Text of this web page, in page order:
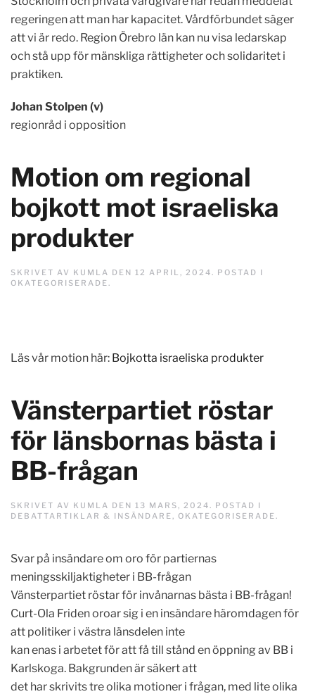
regeringen att man har kapacitet. Vårdförbundet säger
att vi är redo. Region Örebro län kan nu visa ledarskap
och stå upp för mänskliga rättigheter och solidaritet i
praktiken.
Johan Stolpen (v)
regionråd i opposition
Motion om regional
bojkott mot israeliska
produkter
SKRIVET AV KUMLA DEN 12 APRIL, 2024 . POSTAD I
OKATEGORISERADE .
Läs vår motion här: Bojkotta israeliska produkter
Vänsterpartiet röstar
för länsbornas bästa i
BB-frågan
SKRIVET AV KUMLA DEN 13 MARS, 2024 . POSTAD I
DEBATTARTIKLAR & INSÄNDARE , OKATEGORISERADE .
Svar på insändare om oro för partiernas
meningsskiljaktigheter i BB-frågan
Vänsterpartiet röstar för invånarnas bästa i BB-frågan!
Curt-Ola Friden oroar sig i en insändare häromdagen för
att politiker i västra länsdelen inte
kan enas i arbetet för att få till stånd en öppning av BB i
Karlskoga. Bakgrunden är säkert att
det har skrivits tre olika motioner i frågan, med lite olika